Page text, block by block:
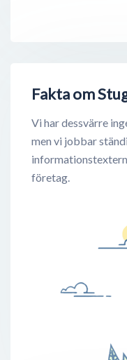
Fakta om
Vi har dessvärre
men vi jobbar
företag.